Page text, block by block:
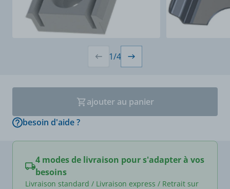
1/4
ajouter au panier
besoin d'aide ?
4 modes de livraison pour s'adapter à vos
besoins
Livraison standard / Livraison express / Retrait sur